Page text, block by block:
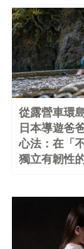
從露營車環
日本導遊爸
心法：在「
獨立有韌性